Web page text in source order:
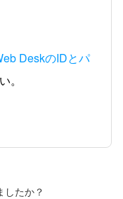
DeskのIDとパ
。
したか？